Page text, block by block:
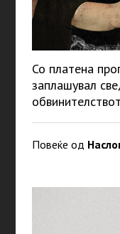
Со платена
заплашувал
Повеќе од